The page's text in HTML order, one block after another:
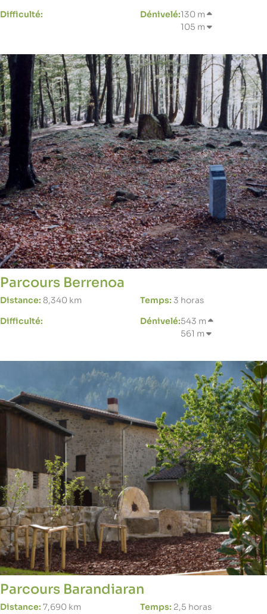
Difficulté:
Dénivelé:130 m
105 m
Parcours Berrenoa
Distance: 8,340 km Temps: 3 horas
Difficulté:
Dénivelé:543 m
561 m
Parcours Barandiaran
Distance: 7,690 km Temps: 2,5 horas